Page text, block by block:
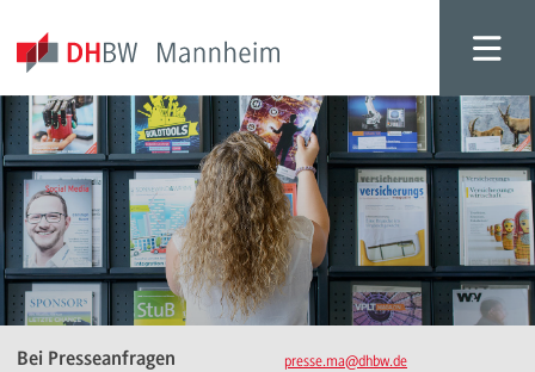
Bei Presseanfragen presse.ma@dhbw.de